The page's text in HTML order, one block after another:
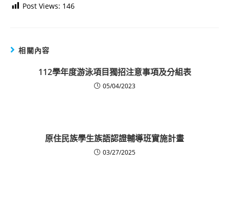
Post Views: 146
相關內容
112學年度游泳項目獨招注意事項及分組表
05/04/2023
原住民族學生族語認證輔導班實施計畫
03/27/2025